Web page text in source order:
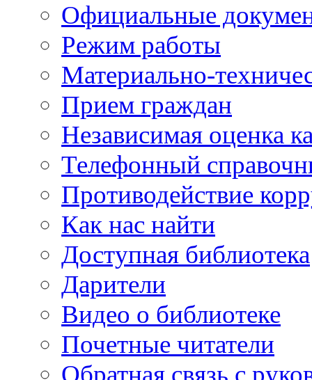
Официальные
Режим работы
Материально-
Прием граждан
Независимая оценка
Телефонный
Противодействие
Как нас найти
Доступная библиотека
Дарители
Видео о библиотеке
Почетные читатели
Обратная связь с